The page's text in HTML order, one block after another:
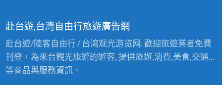
赴台遊,台灣自由行旅遊廣告網
赴台遊/陸客自由行 / 台湾观光游览网. 歡迎旅遊業者免費
刊登，為來台觀光旅遊的遊客, 提供旅遊,消費,美食,交通…
等商品與服務資訊。